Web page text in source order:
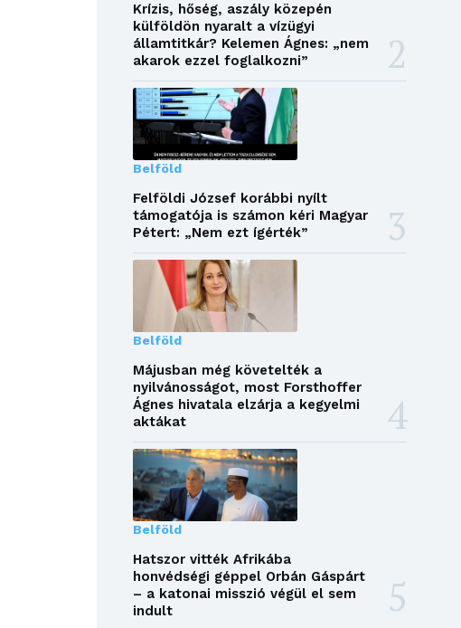
Krízis, hőség, aszály közepén
külföldön nyaralt a vízügyi
államtitkár? Kelemen Ágnes: „nem
akarok ezzel foglalkozni”
Belföld
Felföldi József korábbi nyílt
támogatója is számon kéri Magyar
Pétert: „Nem ezt ígérték”
Belföld
Májusban még követelték a
nyilvánosságot, most Forsthoffer
Ágnes hivatala elzárja a kegyelmi
aktákat
Belföld
Hatszor vitték Afrikába
honvédségi géppel Orbán Gáspárt
– a katonai misszió végül el sem
indult